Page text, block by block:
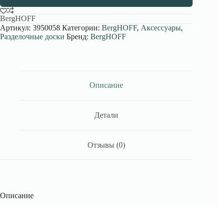
с
тарелкой
36,5*2см
Leo
BergHOFF
Артикул: 3950058 Категории: BergHOFF, Аксессуары,
Разделочные доски Бренд: BergHOFF
Описание
Детали
Отзывы (0)
Описание